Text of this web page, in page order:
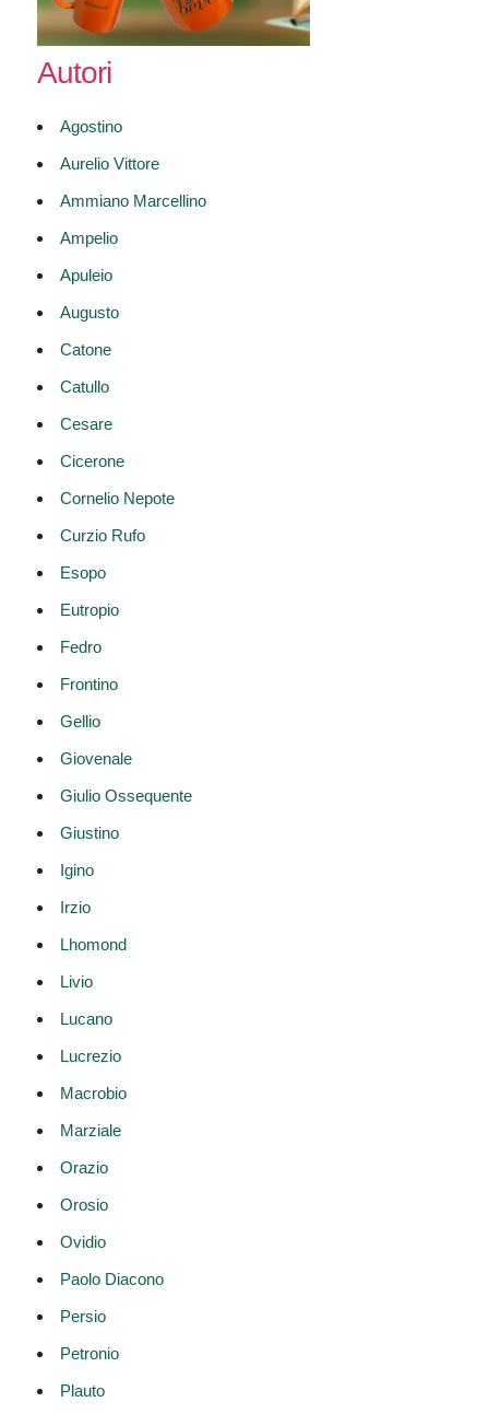
Autori
Agostino
Aurelio Vittore
Ammiano Marcellino
Ampelio
Apuleio
Augusto
Catone
Catullo
Cesare
Cicerone
Cornelio Nepote
Curzio Rufo
Esopo
Eutropio
Fedro
Frontino
Gellio
Giovenale
Giulio Ossequente
Giustino
Igino
Irzio
Lhomond
Livio
Lucano
Lucrezio
Macrobio
Marziale
Orazio
Orosio
Ovidio
Paolo Diacono
Persio
Petronio
Plauto